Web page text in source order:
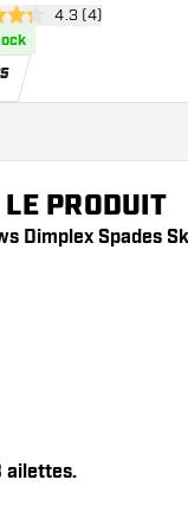
ouvrir le panneau
de notation
4.3 (4)
PRODUIT
Dimplex Spades
ailettes.